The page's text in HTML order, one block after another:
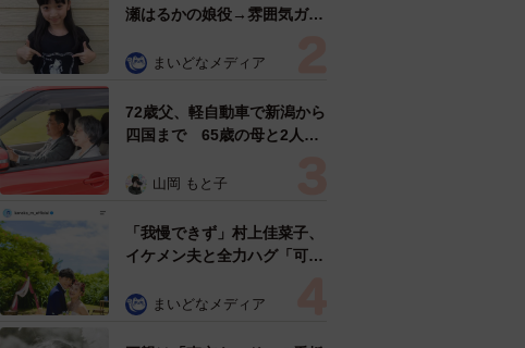
瀬はるかの娘役→雰囲気ガラ
雰囲気が」「宝塚に入れそ
まいどなメディア
72歳父、軽自動車で新潟から
四国まで 65歳の母と2人で
憩まで分刻み… 「大学生で
山岡 もと子
「我慢できず」村上佳菜子、
イケメン夫と全力ハグ「可愛
まいどなメディア